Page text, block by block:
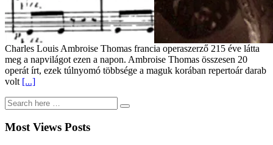
Charles Louis Ambroise Thomas francia operaszerző 215 éve látta
meg a napvilágot ezen a napon. Ambroise Thomas összesen 20
operát írt, ezek túlnyomó többsége a maguk korában repertoár darab
volt [...]
Most Views Posts